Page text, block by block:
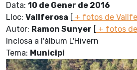
Data: 10 de Gener de 2016
Lloc: Vallferosa [ + fotos de
Autor: Ramon Sunyer [ + fotos
Inclosa a l'àlbum L'Hivern
Tema: Municipi